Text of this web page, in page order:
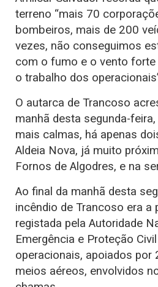
terreno “mais 70
bombeiros, mais de 200
vezes, não conseguimos
com o fumo e o vento
o trabalho dos
O autarca de Trancoso
manhã desta segunda-
mais calmas, há apenas
Aldeia Nova, já muito
Fornos de Algodres, e na
Ao final da manhã desta
incêndio de Trancoso era a
registada pela Autoridade
Emergência e Proteção
operacionais, apoiados por
meios aéreos, envolvidos